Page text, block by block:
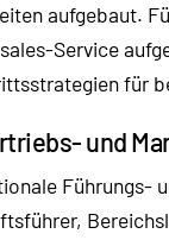
aufgebaut.
Service
und